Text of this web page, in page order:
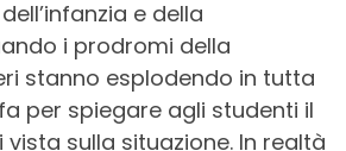
e della
i prodromi della
stanno esplodendo in tutta
per spiegare agli studenti il
sulla situazione. In realtà